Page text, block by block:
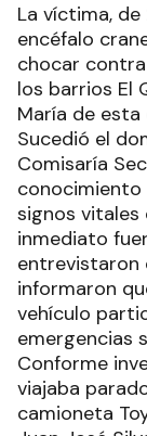
La víctima,
encéfalo
chocar
los barrios El
María de esta
Sucedió el
Comisaría
conocimiento
signos vitales
inmediato
entrevistaron
informaron
vehículo
emergencias
Conforme
viajaba
camioneta